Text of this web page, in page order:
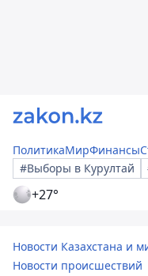
ПолитикаМирФинансы
#Выборы в Курултай
+27°
Новости Казахстана и
Новости происшествий